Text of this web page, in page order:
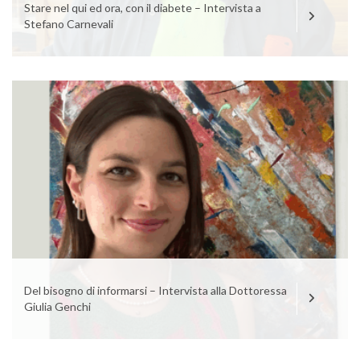
Stare nel qui ed ora, con il diabete – Intervista a
Stefano Carnevali
Del bisogno di informarsi – Intervista alla Dottoressa
Giulia Genchi